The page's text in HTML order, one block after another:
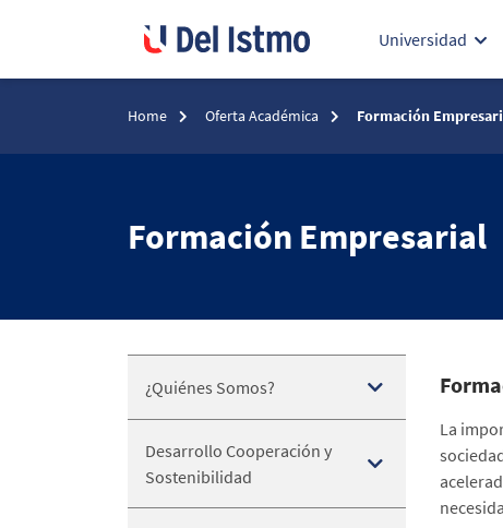
Universidad
Home Oferta Académica Formación
Formación Empresarial
¿Quiénes Somos?
Desarrollo Cooperación y
Sostenibilidad
La